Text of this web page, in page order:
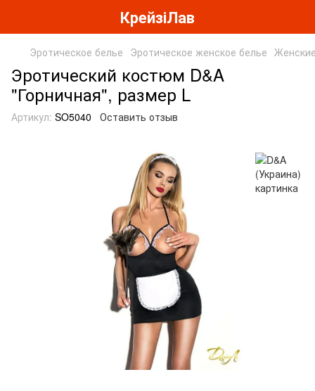
КрейзіЛав
Эротическое белье Эротическое женское белье
Эротический костюм D&A
"Горничная", размер L
Артикул: SO5040 Оставить отзыв